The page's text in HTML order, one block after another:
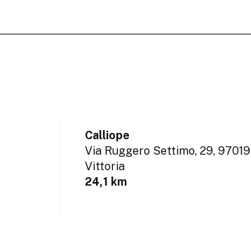
Calliope
Via Ruggero Settimo, 29, 97019
Vittoria
24,1 km